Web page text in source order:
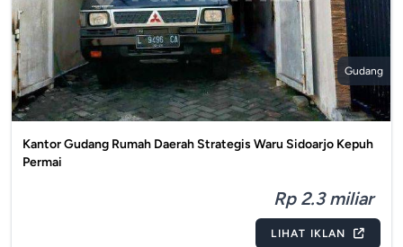
Gudang
Kantor Gudang Rumah Daerah Strategis Waru Sidoarjo Kepuh
Permai
Rp 2.3 miliar
LIHAT IKLAN